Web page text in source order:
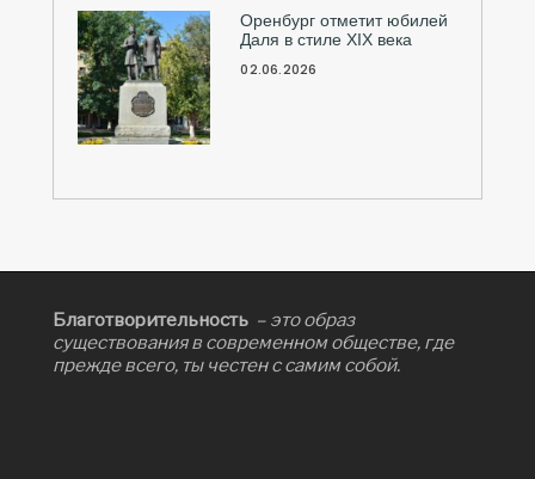
Оренбург отметит юбилей
Даля в стиле XIX века
02.06.2026
Благотворительность – это образ
существования в современном обществе, где
прежде всего, ты честен с самим собой.